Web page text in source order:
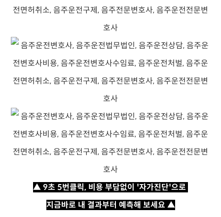
▲ 9초 5번클릭, 비용 부담없이 '자가진단'으로
지금바로 내 결과부터 예측해 보세요 ▲